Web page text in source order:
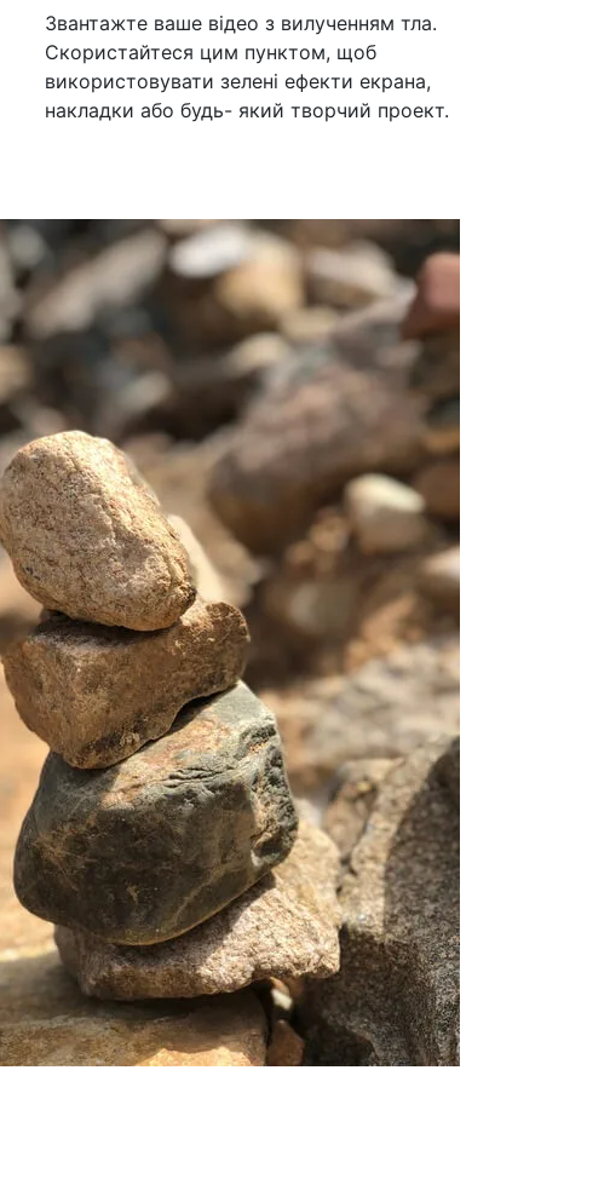
Звантажте ваше відео з вилученням тла.
Скористайтеся цим пунктом, щоб
використовувати зелені ефекти екрана,
накладки або будь- який творчий проект.